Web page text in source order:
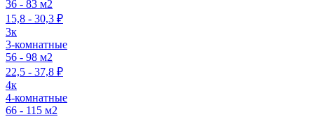
36 - 83 м2
15,8 - 30,3 ₽
3к
3-комнатные
56 - 98 м2
22,5 - 37,8 ₽
4к
4-комнатные
66 - 115 м2